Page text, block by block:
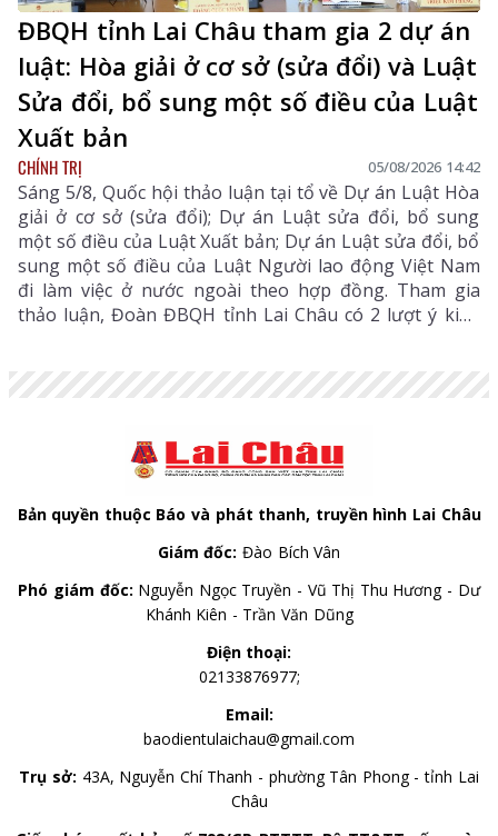
ĐBQH tỉnh Lai Châu tham gia 2 dự án
luật: Hòa giải ở cơ sở (sửa đổi) và Luật
Sửa đổi, bổ sung một số điều của Luật
Xuất bản
CHÍNH TRỊ 05/08/2026 14:42
Sáng 5/8, Quốc hội thảo luận tại tổ về Dự án Luật Hòa
giải ở cơ sở (sửa đổi); Dự án Luật sửa đổi, bổ sung
một số điều của Luật Xuất bản; Dự án Luật sửa đổi, bổ
sung một số điều của Luật Người lao động Việt Nam
đi làm việc ở nước ngoài theo hợp đồng. Tham gia
thảo luận, Đoàn ĐBQH tỉnh Lai Châu có 2 lượt ý kiến
Bản quyền thuộc Báo và phát thanh, truyền hình Lai Châu
Giám đốc: Đào Bích Vân
Phó giám đốc: Nguyễn Ngọc Truyền - Vũ Thị Thu Hương - Dư
Khánh Kiên - Trần Văn Dũng
Điện thoại:
02133876977;
Email:
baodientulaichau@gmail.com
Trụ sở: 43A, Nguyễn Chí Thanh - phường Tân Phong - tỉnh Lai
Châu